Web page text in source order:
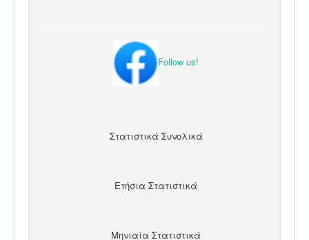
Follow us!
Στατιστικά Συνολικά
Ετήσια Στατιστικά
Μηνιαία Στατιστικά